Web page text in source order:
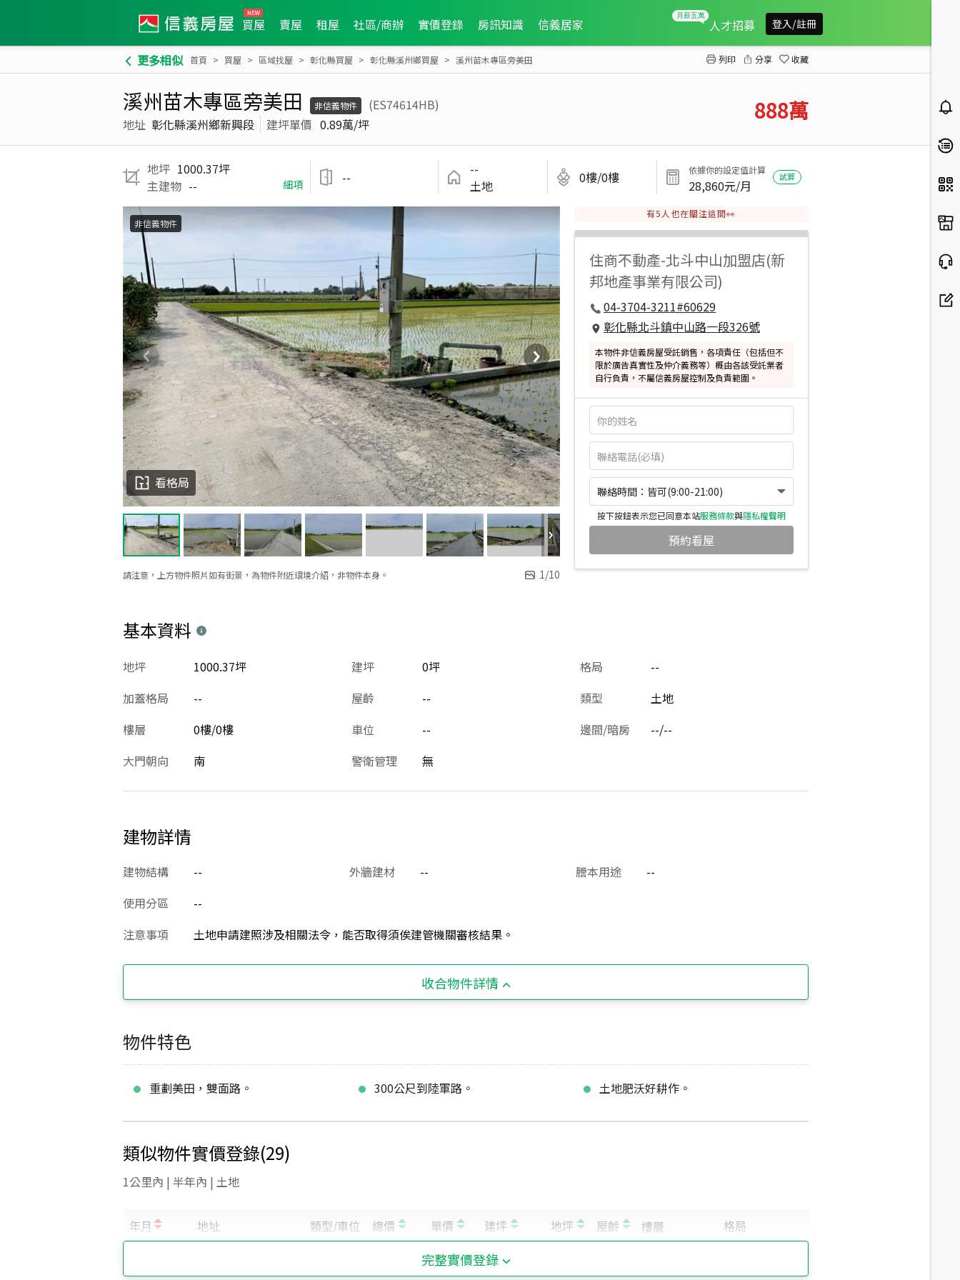
買屋 賣屋 租屋 社區/商辦 實價登錄 房訊知識 信義居家 人才招募 登入/註冊
更多相似 首頁 買屋 區域找屋 彰化縣買屋 彰化縣溪州鄉買屋 溪州苗木專區旁美田 列印 分享 收藏
溪州苗木專區旁美田 非信義物件
(ES74614HB)
地址 彰化縣溪州鄉新興段 建坪單價 0.89萬/坪 888萬
地坪 1000.37坪
主建物 -- 細項 --
--
土地
0樓/0樓 依據你的設定值計算
28,860元/月
試算
請注意，上方物件照片如有街景，為物件附近環境介紹，非物件本身。 1/10
看格局
非信義物件
有5 人也在關注這間👀
住商不動產-北斗中山加盟店(新
邦地產事業有限公司)
04-3704-3211#60629
彰化縣北斗鎮中山路一段326號
本物件非信義房屋受託銷售，各項責任（包括但不
限於廣告真實性及仲介義務等）概由各該受託業者
自行負責，不屬信義房屋控制及負責範圍。
聯絡時間：皆可(9:00-21:00)
按下按鈕表示您已同意本站服務條款與隱私權聲明
預約看屋
基本資料
建坪 0坪
地坪 1000.37坪 格局
--
加蓋格局
-- 屋齡 -- 類型
土地
樓層
0樓/0樓 車位 -- 邊間/暗房
--/--
大門朝向
南 警衛管理 無
建物詳情
建物結構 -- 外牆建材 -- 謄本用途
--
使用分區
--
注意事項
土地申請建照涉及相關法令，能否取得須俟建管機關審核結果。
收合物件詳情
物件特色
重劃美田，雙面路。 300公尺到陸軍路。 土地肥沃好耕作。
類似物件實價登錄(29)
1公里內 | 半年內 | 土地
完整實價登錄